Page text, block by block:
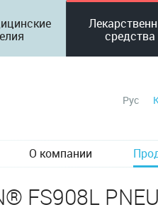
средства
Рус
О компании
FS908L